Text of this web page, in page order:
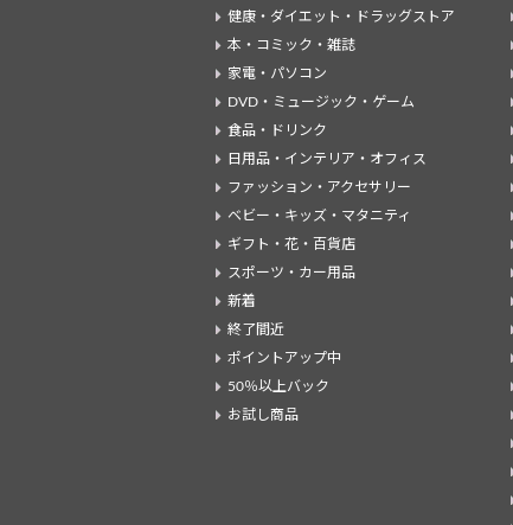
健康・ダイエット・ドラッグストア
本・コミック・雑誌
家電・パソコン
DVD・ミュージック・ゲーム
食品・ドリンク
日用品・インテリア・オフィス
ファッション・アクセサリー
ベビー・キッズ・マタニティ
ギフト・花・百貨店
スポーツ・カー用品
新着
終了間近
ポイントアップ中
50％以上バック
お試し商品